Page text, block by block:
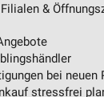
&
bei neuen
stressfrei